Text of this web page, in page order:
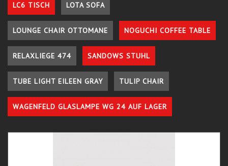
LC6 TISCH LOTA SOFA
LOUNGE CHAIR OTTOMANE NOGUCHI COFFEE TABLE
RELAXLIEGE 474 SANDOWS STUHL
TUBE LIGHT EILEEN GRAY TULIP CHAIR
WAGENFELD GLASLAMPE WG 24 AUF LAGER